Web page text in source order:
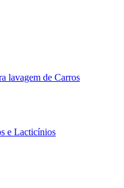
lavagem de Carros
e Lacticínios